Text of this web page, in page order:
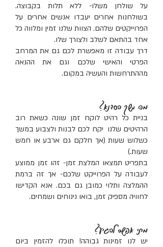
על שולחן משלו- ללא תלות בקבוצה.
בשולחנות אחרים יעבדו אנשים אחרים על
הפרוייקטים שלהם. הצוות שלנו זמין ומלווה כל
אחד בהתאם לשלב ולצורך שלו.
דרך עבודה זו מאפשרת לכם גם את המרחב
הפרטי והאישי שלכם וגם את ההנאה
מההתרחשות והעשיה במקום.
מה משך הסדנא?
בניית כל רהיט לוקח זמן שונה כשאת רוב
הרהיטים שלנו יקח לכם לבנות ולצבוע במשך
כשלוש שעות (אך חלקם גם ארבע או חמש
שעות.)
בתפריט תמצאו המלצת זמן- זהו זמן ממוצע
לעבודה על הפרוייקט שלכם- אך זה ברמת
ההמלצה ותלוי כמובן גם בכם. אנא הקדישו
לחוויה מספיק זמן, בואו נינוחים ושמחים.
מתי אפשר להגיע?
יש לנו זמינות גבוהה! תוכלו להזמין ביום